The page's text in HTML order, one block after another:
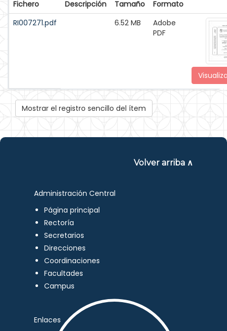
Fichero Descripción Tamaño
Formato
RI007271.pdf
6.52 MB
Adobe
PDF
Mostrar el registro sencillo del ítem
Volver arriba ∧
Administración Central
Página principal
Rectoría
Secretarios
Direcciones
Coordinaciones
Facultades
Campus
Enlaces